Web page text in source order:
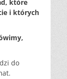
które
i których
do